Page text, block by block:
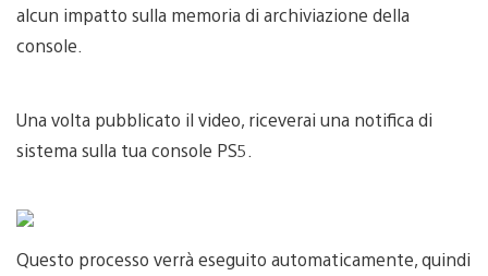
alcun impatto sulla memoria di archiviazione della
console.
Una volta pubblicato il video, riceverai una notifica di
sistema sulla tua console PS5.
Questo processo verrà eseguito automaticamente, quindi